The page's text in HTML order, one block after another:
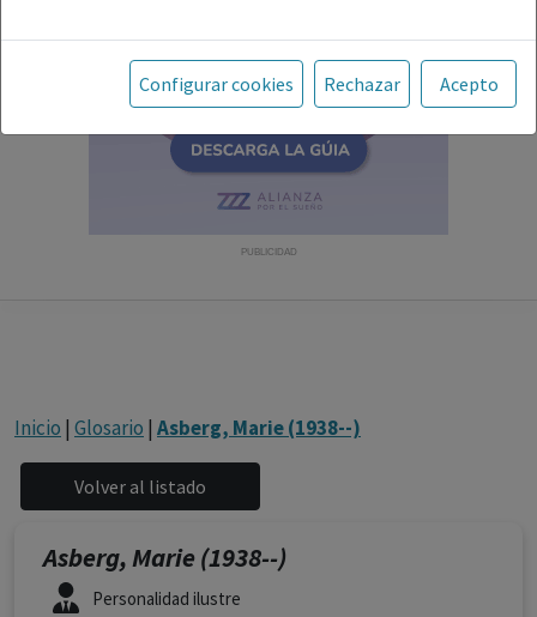
Toda la información incluida en la Página Web está
referida a productos del mercado español y, por
tanto, dirigida a profesionales sanitarios legalmente
facultados para prescribir o dispensar medicamentos
con ejercicio profesional. La información técnica de los
fármacos se facilita a título meramente informativo,
Configurar cookies Rechazar Acepto
PUBLICIDAD
Inicio | Glosario | Asberg, Marie (1938--)
Asberg, Marie (1938--)
Personalidad ilustre